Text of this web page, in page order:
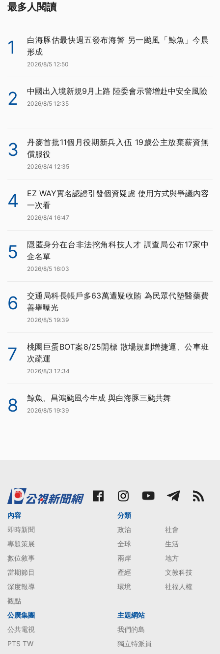
最多人閱讀
1
白海豚估最快週五發布海警 另一颱風「鯨魚」今晨
形成
2026/8/5 12:50
2 中國出入境新規9月上路 陸委會示警增赴中安全風險
2026/8/5 12:35
3
丹麥首批11個月役期新兵入伍 19歲公主放棄薪資無
償服役
2026/8/4 12:35
4
EZ WAY實名認證引發個資疑慮 使用方式與爭議內容
一次看
2026/8/4 16:47
5
隱匿身分在台非法挖角科技人才 調查局公布17家中
企名單
2026/8/5 16:03
6
交通局科長帳戶多63萬遭疑收賄 為民眾代墊醫藥費
善舉曝光
2026/8/5 19:39
7
桃園巨蛋BOT案8/25開標 散場規劃增捷運、公車班
次疏運
2026/8/3 12:34
8 鯨魚、昌鴻颱風今生成 與白海豚三颱共舞
2026/8/5 19:39
內容
即時新聞
專題策展
數位敘事
當期節目
深度報導
觀點
分類
政治
社會
全球
生活
兩岸
地方
產經
文教科技
環境
社福人權
公廣集團
公共電視
PTS TW
主題網站
我們的島
獨立特派員